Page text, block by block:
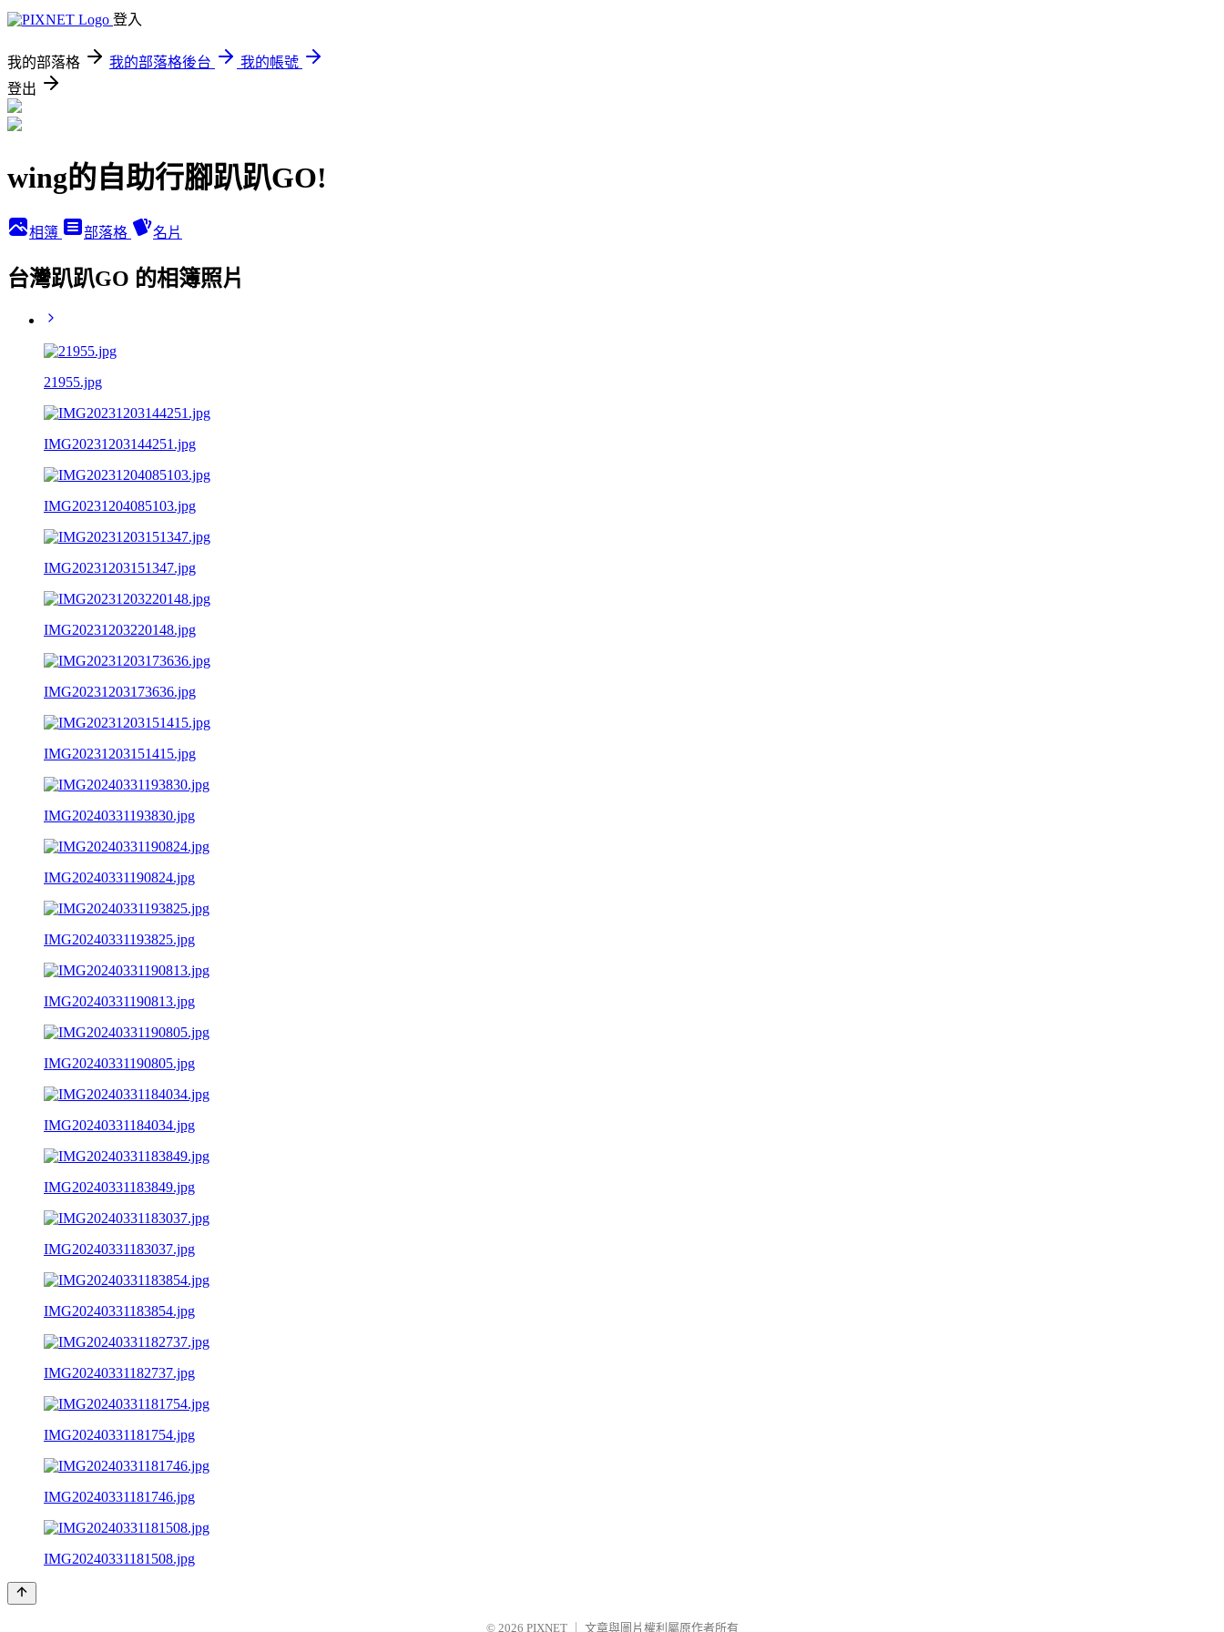
登入
我的部落格 我的部落格後台
我的帳號
登出
wing的自助行腳趴趴GO!
相簿 部落格 名片
台灣趴趴GO 的相簿照片
21955.jpg
IMG20231203144251.jpg
IMG20231204085103.jpg
IMG20231203151347.jpg
IMG20231203220148.jpg
IMG20231203173636.jpg
IMG20231203151415.jpg
IMG20240331193830.jpg
IMG20240331190824.jpg
IMG20240331193825.jpg
IMG20240331190813.jpg
IMG20240331190805.jpg
IMG20240331184034.jpg
IMG20240331183849.jpg
IMG20240331183037.jpg
IMG20240331183854.jpg
IMG20240331182737.jpg
IMG20240331181754.jpg
IMG20240331181746.jpg
IMG20240331181508.jpg
© 2026 PIXNET 文章與圖片權利屬原作者所有